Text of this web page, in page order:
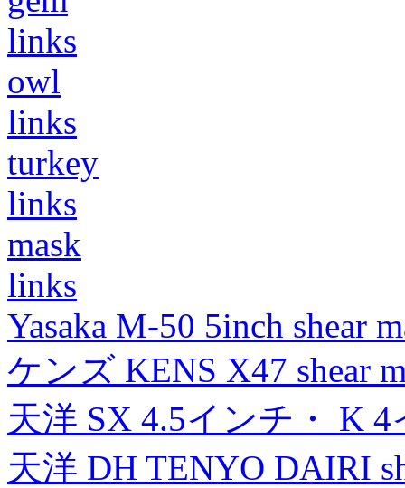
links
owl
links
turkey
links
mask
links
Yasaka M-50 5inch shear
ケンズ KENS X47 shear
天洋 SX 4.5インチ・ K
天洋 DH TENYO DAIRI